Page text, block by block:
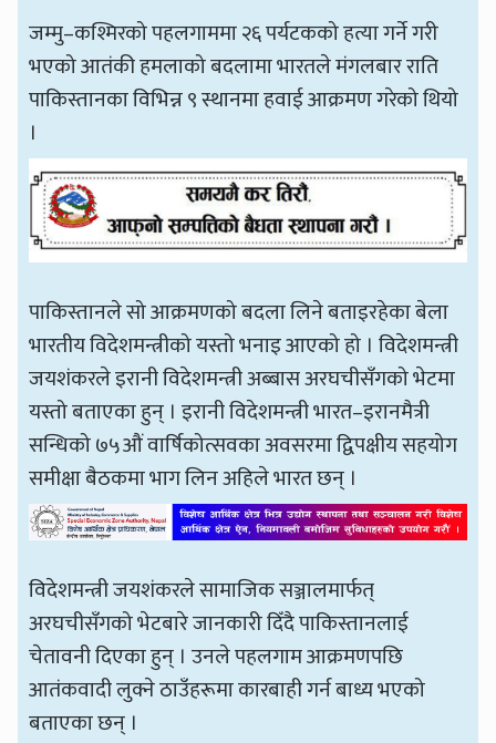
जम्मु–कश्मिरको पहलगाममा २६ पर्यटकको हत्या गर्ने गरी
भएको आतंकी हमलाको बदलामा भारतले मंगलबार राति
पाकिस्तानका विभिन्न ९ स्थानमा हवाई आक्रमण गरेको थियो
।
पाकिस्तानले सो आक्रमणको बदला लिने बताइरहेका बेला
भारतीय विदेशमन्त्रीको यस्तो भनाइ आएको हो । विदेशमन्त्री
जयशंकरले इरानी विदेशमन्त्री अब्बास अरघचीसँगको भेटमा
यस्तो बताएका हुन् । इरानी विदेशमन्त्री भारत–इरानमैत्री
सन्धिको ७५औं वार्षिकोत्सवका अवसरमा द्विपक्षीय सहयोग
समीक्षा बैठकमा भाग लिन अहिले भारत छन् ।
विदेशमन्त्री जयशंकरले सामाजिक सञ्जालमार्फत्
अरघचीसँगको भेटबारे जानकारी दिँदै पाकिस्तानलाई
चेतावनी दिएका हुन् । उनले पहलगाम आक्रमणपछि
आतंकवादी लुक्ने ठाउँहरूमा कारबाही गर्न बाध्य भएको
बताएका छन् ।